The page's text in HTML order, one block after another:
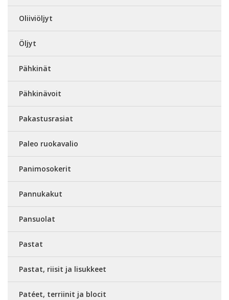
Oliiviöljyt
Öljyt
Pähkinät
Pähkinävoit
Pakastusrasiat
Paleo ruokavalio
Panimosokerit
Pannukakut
Pansuolat
Pastat
Pastat, riisit ja lisukkeet
Patéet, terriinit ja blocit